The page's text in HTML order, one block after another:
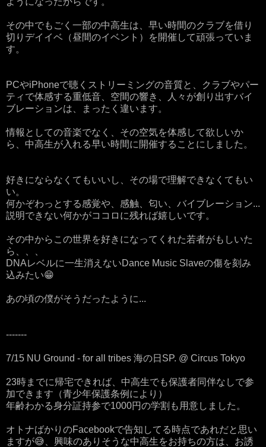
その中でもごく一部の中高生は、早い時間のクラブを借り
切りデイイベ（昼間のイベント）を開催して頑張っていま
す。
PCやiPhoneで聴くストリーミングの音質と、クラブやパー
ティで体感する重低音、空間の響き、人々が創り出すバイ
ブレーションは、まったく違います。
情報としての音楽でなく、その空気を体感して欲しいか
ら、中高生が入れる早い時間に開催することにしました。
好きにならなくてもいいし、その場で理解できなくてもい
い。
何かぞわっとする感覚や、感触、匂い、バイブレーション...
説明できない何かがココロに残れば嬉しいです。
その中からこの世界を好きになってくれた若者がもしいた
ら、、、
DNAレベルに一生消えないDance Music Slaveの傷を刻み
込みたい😁
あの頃の僕がそうだったように...
-------
7/15 NU Ground - for all tribes 海の日SP. @ Circus Tokyo
23時までに帰宅できれば、中高生でも保護者同伴なしで参
加できます（青少年保護条例により）
年齢わかる身分証持参で1000円の学割も用意しました。
オトナばかりのFacebookで告知してる時点であれだと思い
ますが😅、興味のありそうな中高生をお持ちの方は、お誘